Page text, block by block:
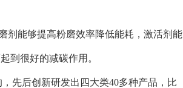
剂能够提高粉磨效率降低能耗，激活剂能
到很好的减碳作用。
先后创新研发出四大类40多种产品，比